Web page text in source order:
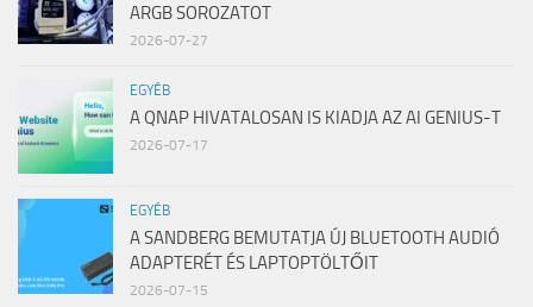
ARGB SOROZATOT
2026-07-27
EGYÉB
A QNAP HIVATALOSAN IS KIADJA AZ AI GENIUS-T
2026-07-17
EGYÉB
A SANDBERG BEMUTATJA ÚJ BLUETOOTH AUDIÓ
ADAPTERÉT ÉS LAPTOPTÖLTŐIT
2026-07-15